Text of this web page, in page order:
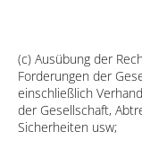
(c) Ausübung der
Forderungen der
einschließlich
der Gesellschaft,
Sicherheiten usw;